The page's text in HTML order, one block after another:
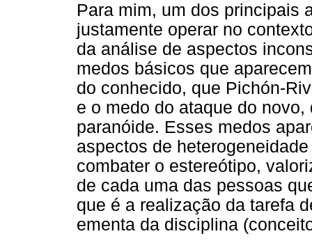
Para mim, um dos principais
justamente operar no
da análise de aspectos
medos básicos que
do conhecido, que Pichón-
e o medo do ataque do
paranóide. Esses medos
aspectos de
combater o estereótipo,
de cada uma das pessoas
que é a realização da tarefa
ementa da disciplina